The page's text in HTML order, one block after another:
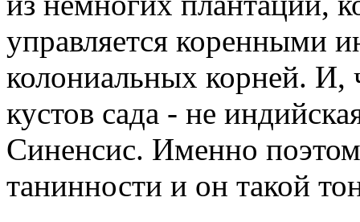
управляется коренными
колониальных корней. И,
кустов сада - не
Синенсис. Именно
танинности и он такой